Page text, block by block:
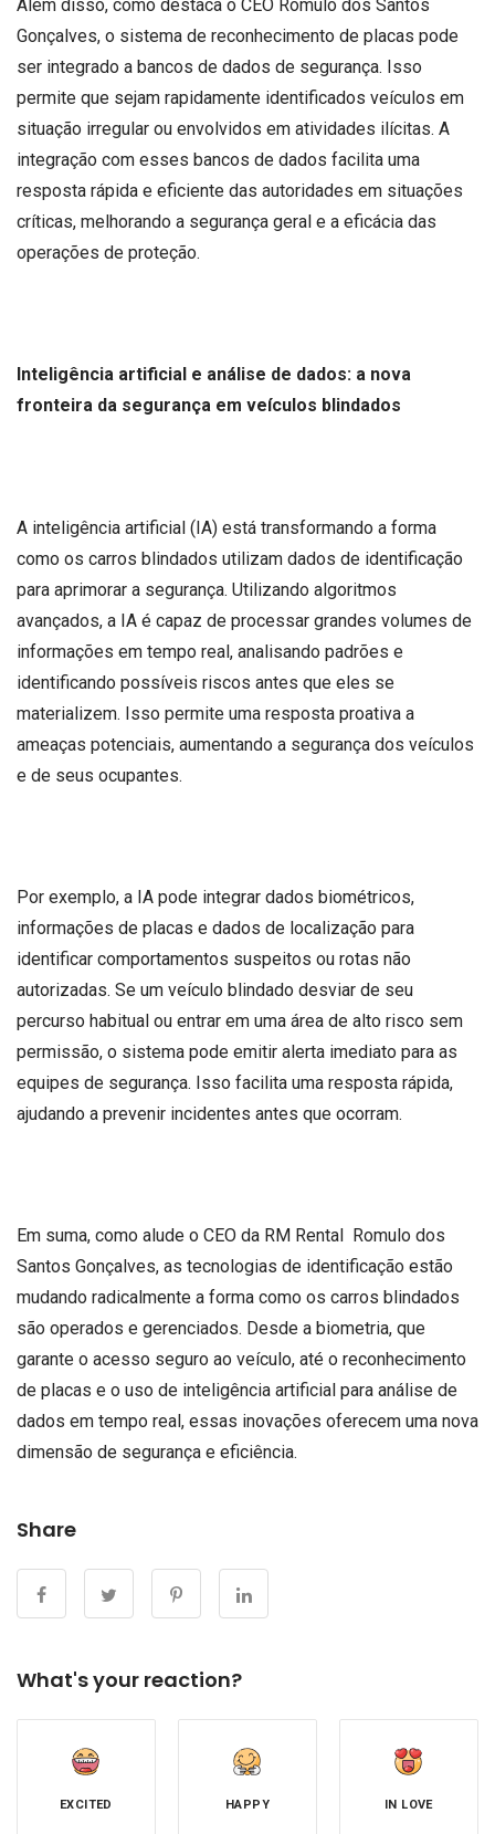
Além disso, como destaca o CEO Romulo dos Santos
Gonçalves, o sistema de reconhecimento de placas pode
ser integrado a bancos de dados de segurança. Isso
permite que sejam rapidamente identificados veículos em
situação irregular ou envolvidos em atividades ilícitas. A
integração com esses bancos de dados facilita uma
resposta rápida e eficiente das autoridades em situações
críticas, melhorando a segurança geral e a eficácia das
operações de proteção.
Inteligência artificial e análise de dados: a nova
fronteira da segurança em veículos blindados
A inteligência artificial (IA) está transformando a forma
como os carros blindados utilizam dados de identificação
para aprimorar a segurança. Utilizando algoritmos
avançados, a IA é capaz de processar grandes volumes de
informações em tempo real, analisando padrões e
identificando possíveis riscos antes que eles se
materializem. Isso permite uma resposta proativa a
ameaças potenciais, aumentando a segurança dos veículos
e de seus ocupantes.
Por exemplo, a IA pode integrar dados biométricos,
informações de placas e dados de localização para
identificar comportamentos suspeitos ou rotas não
autorizadas. Se um veículo blindado desviar de seu
percurso habitual ou entrar em uma área de alto risco sem
permissão, o sistema pode emitir alerta imediato para as
equipes de segurança. Isso facilita uma resposta rápida,
ajudando a prevenir incidentes antes que ocorram.
Em suma, como alude o CEO da RM Rental Romulo dos
Santos Gonçalves, as tecnologias de identificação estão
mudando radicalmente a forma como os carros blindados
são operados e gerenciados. Desde a biometria, que
garante o acesso seguro ao veículo, até o reconhecimento
de placas e o uso de inteligência artificial para análise de
dados em tempo real, essas inovações oferecem uma nova
dimensão de segurança e eficiência.
Share
What's your reaction?
EXCITED HAPPY IN LOVE